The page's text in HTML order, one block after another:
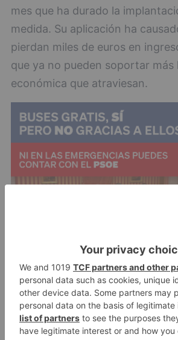
mes que ha durado la
medida. Su aplicación ha
pierdan miles de euros en
que ya no pueden soportar más
económica que atraviesan.
"Tras la decisión del Tribunal
Mañueco han demostrado que
son aleatorias, causando un
y económico al ya generado por